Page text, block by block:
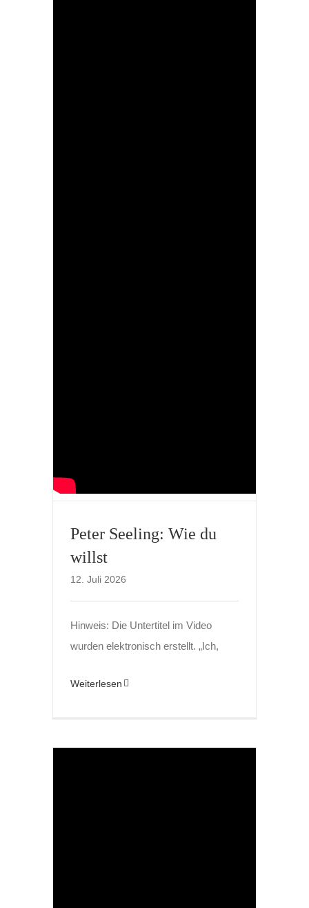
Peter Seeling: Wie du
willst
12. Juli 2026
Hinweis: Die Untertitel im Video
wurden elektronisch erstellt. „Ich,
Weiterlesen